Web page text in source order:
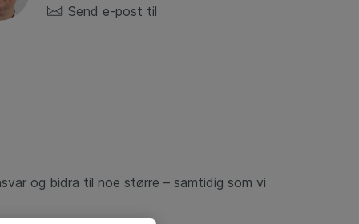
Send e-post til
og bidra til noe større – samtidig som vi